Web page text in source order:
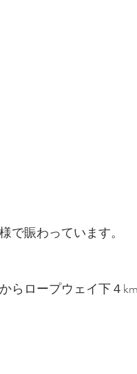
で賑わっています。
らロープウェイ下４